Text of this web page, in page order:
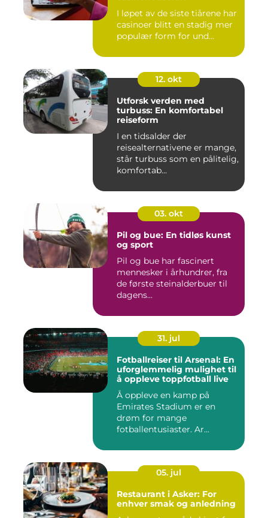
I løpet av de siste tiårene har
casinoer blitt en stadig mer
populær form for und...
12. okt
Utforsk verden med
turbuss: En komfortabel
reiseform
I en tidsalder der
reisealternativene er mange,
står turbuss som en pålitelig,
komfortab...
03. okt
Pil og bue: En tidløs kunst
og sport
Pil og bue har fascinert
mennesker i århundrer, fra
de første steinalderbuer til
dagens...
31. jul
Fotballreiser til Arsenal: En
uforglemmelig mulighet til
å oppleve toppfotball live
Å oppleve en kamp på
Emirates Stadium er en
drøm for mange
fotballentusiaster. Ar...
05. jul
Restaurant i Asker: For
enhver smak og anledning